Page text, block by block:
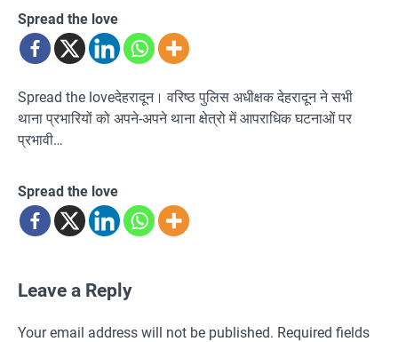
Spread the love
Spread the loveदेहरादून। वरिष्ठ पुलिस अधीक्षक देहरादून ने सभी
थाना प्रभारियों को अपने-अपने थाना क्षेत्रो में आपराधिक घटनाओं पर
प्रभावी…
Spread the love
Leave a Reply
Your email address will not be published. Required fields